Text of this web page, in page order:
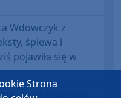
Wdowczyk z
śpiewa i
pojawiła się w
Strona